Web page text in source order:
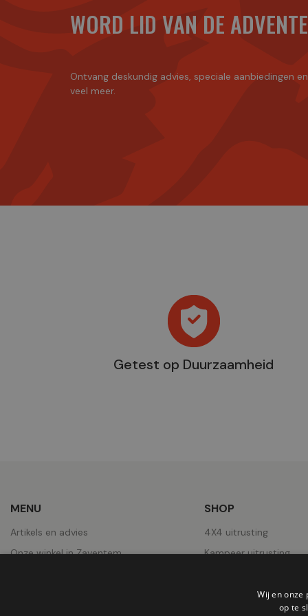
WORD LID VAN DE
Ontvang deskundig advies, speciale aanbiedingen
veel meer.
Getest op Duurzaamheid
MENU
Artikels en advies
Onze winkel in Zaventem
SHOP
4X4 uitrusting
Kampeer uitrusting
Wij en onze
op te